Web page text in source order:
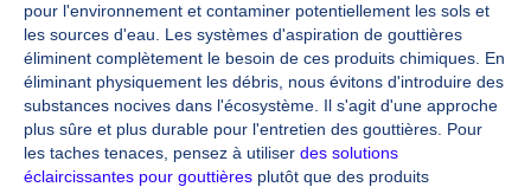
pour l'environnement et contaminer potentiellement les sols et
les sources d'eau. Les systèmes d'aspiration de gouttières
éliminent complètement le besoin de ces produits chimiques. En
éliminant physiquement les débris, nous évitons d'introduire des
substances nocives dans l'écosystème. Il s'agit d'une approche
plus sûre et plus durable pour l'entretien des gouttières. Pour
les taches tenaces, pensez à utiliser des solutions
éclaircissantes pour gouttières plutôt que des produits